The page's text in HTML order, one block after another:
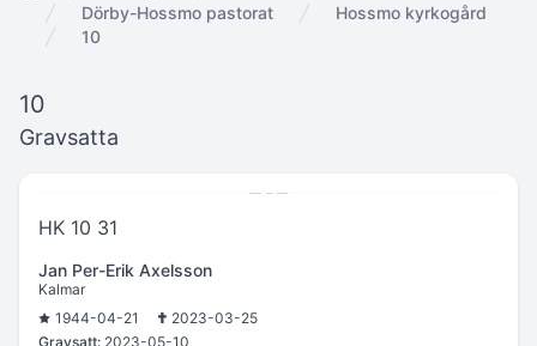
app.StartDörby-Hossmo pastorat
Hossmo kyrkogård
10
10
Gravsatta
HK 10 31
Jan Per-Erik Axelsson
Kalmar
1944-04-21
2023-03-25
Gravsatt: 2023-05-10